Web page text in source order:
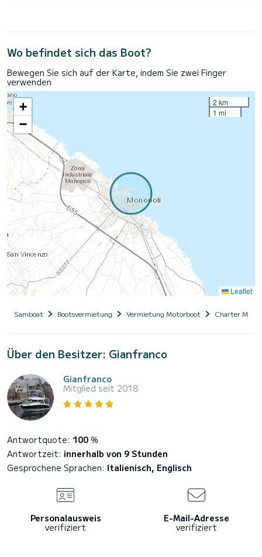
Wo befindet sich das Boot?
Bewegen Sie sich auf der Karte, indem Sie zwei Finger
verwenden
+
−
2 km
1 mi
Leaflet
Samboat Bootsvermietung Vermietung Motorboot Charter
Über den Besitzer: Gianfranco
Gianfranco
Mitglied seit 2018
Antwortquote: 100 %
Antwortzeit: innerhalb von 9 Stunden
Gesprochene Sprachen: Italienisch, Englisch
Personalausweis
verifiziert
E-Mail-Adresse
verifiziert